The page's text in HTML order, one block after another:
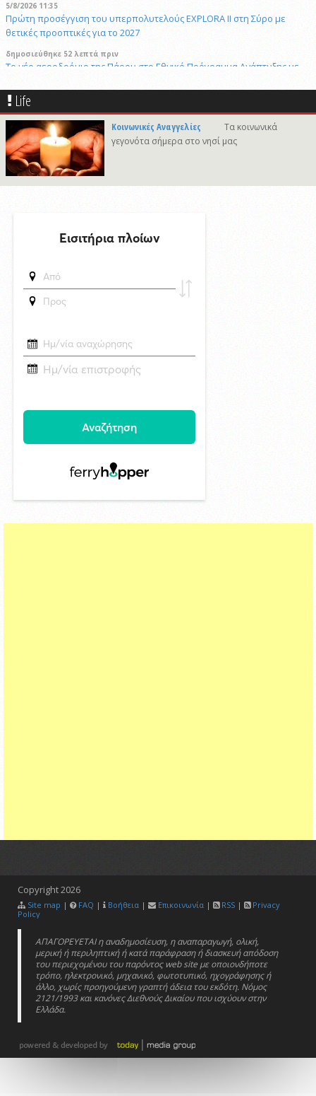
5/8/2026 11:35
Πρώτη προσέγγιση του υπερπολυτελούς EXPLORA II στη Σύρο με
θετικές προοπτικές για το 2027
δημοσιεύθηκε 52 λεπτά πριν
Το νέο αεροδρόμιο της Πάρου στο Εθνικό Πρόγραμμα Ανάπτυξης με
δημοσιεύθηκε 3 ώρες πριν
Παιχνίδια με τράπουλα: η πιο απλή ψυχαγωγία βρίσκεται ήδη σε ένα
συρτάρι του σπιτιού
δημοσιεύθηκε 13 ώρες πριν
Η Σύρος τιμά την εορτή της Μεταμορφώσεως του Σωτήρος
4/8/2026 11:16
δημοσιεύθηκε 23 ώρες πριν
Στέφανος Γκίκας: Ομαλά εξελίσσεται η καταβολή των 23.200.000 €
29/4/2026 18:53
Ηλεκτρική διασύνδεση Ελλάδας-Κύπρου: «Γαλλικό κλειδί» για να
ξεπαγώσει το καλώδιο
Life
Κοινωνικές Αναγγελίες
Τα κοινωνικά
γεγονότα σήμερα στο νησί μας
Copyright2026
Site map | FAQ | Βοήθεια | Επικοινωνία | RSS |
Privacy
Policy
ΑΠΑΓΟΡΕΥΕΤΑΙ η αναδημοσίευση, η αναπαραγωγή, ολική,
μερική ή περιληπτική ή κατά παράφραση ή διασκευή απόδοση
του περιεχομένου του παρόντος web site με οποιονδήποτε
τρόπο, ηλεκτρονικό, μηχανικό, φωτοτυπικό, ηχογράφησης ή
άλλο, χωρίς προηγούμενη γραπτή άδεια του εκδότη. Νόμος
2121/1993 και κανόνες Διεθνούς Δικαίου που ισχύουν στην
Ελλάδα.